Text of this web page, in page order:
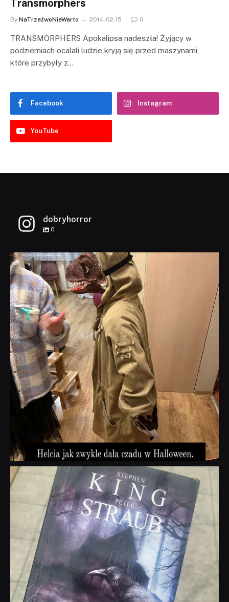
Transmorphers
By NaTrzeźwoNieWarto 2014-02-15 0
TRANSMORPHERS Apokalipsa nadeszła! Żyjący w
podziemiach ocalali ludzie kryją się przed maszynami,
które przybyły z…
Facebook Instagram
YouTube
dobryhorror
0
dobryhorror
Lis 1
dobryhorror
Wrz 23